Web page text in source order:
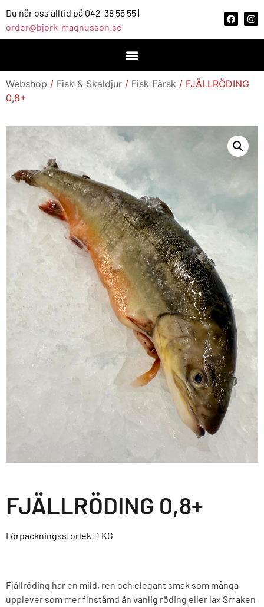
Du når oss alltid på 042-38 55 55 |
order@bjork-magnusson.se
Webshop / Fisk & Skaldjur / Fisk Färsk / FJÄLLRÖDING
0,8+
FJÄLLRÖDING 0,8+
Förpackningsstorlek: 1 KG
Fjällröding har en mild, ren och elegant smak som många
upplever som mer finstämd än vanlig röding eller lax Smaken